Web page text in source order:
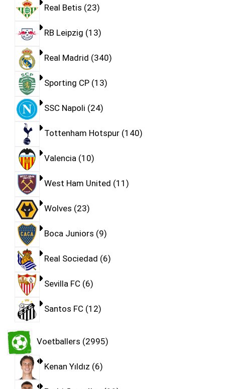
Real Betis 23
RB Leipzig 13
Real Madrid 340
Sporting CP 13
SSC Napoli 24
Tottenham Hotspur 140
Valencia 10
West Ham United 11
Wolves 23
Boca Juniors 9
Real Sociedad 6
Sevilla FC 6
Santos FC 12
Voetballers 2995
Kenan Yıldız 6